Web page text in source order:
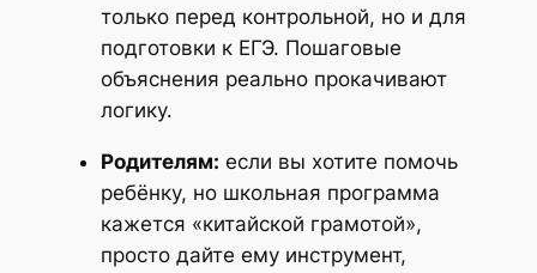
только перед контрольной, но и для
подготовки к ЕГЭ. Пошаговые
объяснения реально прокачивают
логику.
Родителям: если вы хотите помочь
ребёнку, но школьная программа
кажется «китайской грамотой»,
просто дайте ему инструмент,